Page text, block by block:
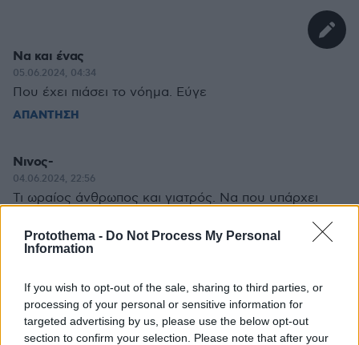
Protothema - Do Not Process My Personal
Information
If you wish to opt-out of the sale, sharing to third parties, or
processing of your personal or sensitive information for
targeted advertising by us, please use the below opt-out
section to confirm your selection. Please note that after your
Να και ένας
05.06.2024, 04:34
Που έχει πιάσει το νόημα. Εύγε
ΑΠΑΝΤΗΣΗ
Νινος-
04.06.2024, 22:56
Τι ωραίος άνθρωπος και γιατρός. Να που υπάρχει
ΑΠΑΝΤΗΣΗ
CR
04.06.2024, 22:44
Το αγροτόσπιτο στο εγκαταλελειμμένο χωριό ειναι
πυρίμαχο ή θα του φορτώσουν κανένα πρόστιμο;